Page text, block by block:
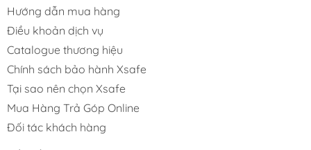
Hướng dẫn mua hàng
Điều khoản dịch vụ
Catalogue thương hiệu
Chính sách bảo hành Xsafe
Tại sao nên chọn Xsafe
Mua Hàng Trả Góp Online
Đối tác khách hàng